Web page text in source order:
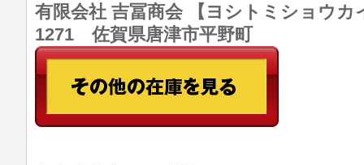
有限会社 吉冨商会 【ヨシトミショウ
1271 佐賀県唐津市平野町